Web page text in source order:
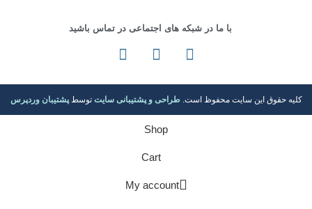
با ما در شبکه های اجتماعی در تماس باشید
کلیه حقوق این سایت محفوظ است.طراحی و پشتیبانی سایت توسطپشتیبان وردپرس
Shop
Cart
My account